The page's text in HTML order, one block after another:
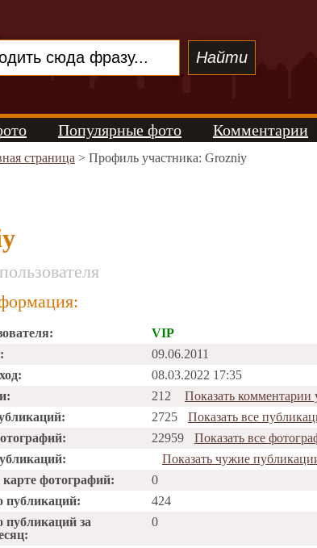
Популярные фото Комментарии
страница > Профиль участника: Grozniy
VIP
09.06.2011
08.03.2022 17:35
212
Показать комментарии
2725
Показать все
22959
Показать все
Показать чужие
фотографий:
0
публикаций:
424
публикаций за
0